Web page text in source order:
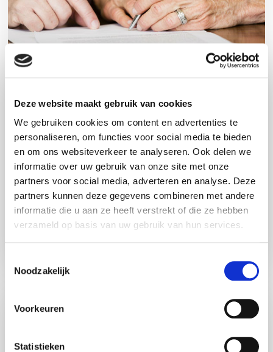
Deze website maakt gebruik van cookies
We gebruiken cookies om content en advertenties te
personaliseren, om functies voor social media te bieden
en om ons websiteverkeer te analyseren. Ook delen we
informatie over uw gebruik van onze site met onze
partners voor social media, adverteren en analyse. Deze
partners kunnen deze gegevens combineren met andere
informatie die u aan ze heeft verstrekt of die ze hebben
verzameld op basis van uw gebruik van hun services.
Noodzakelijk
Voorkeuren
Statistieken
Stichting of vermogensfonds
Voor elk type kanker een werkzame behandeling,
dat is de missie van het AVL. Stichtingen en
Vermogensfondsen spelen daarbij een
belangrijke rol …
Lees meer